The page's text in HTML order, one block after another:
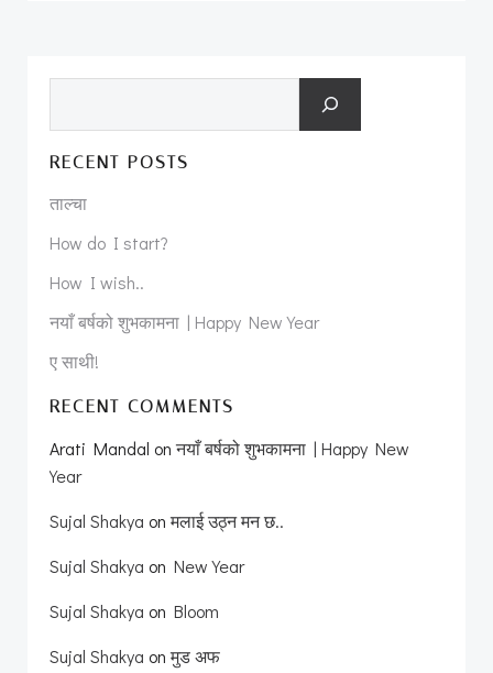
RECENT POSTS
ताल्चा
How do I start?
How I wish..
नयाँ बर्षको शुभकामना | Happy New Year
ए साथी!
RECENT COMMENTS
Arati Mandal onनयाँ बर्षको शुभकामना | Happy New
Year
Sujal Shakya onमलाई उठ्न मन छ..
Sujal Shakya on New Year
Sujal Shakya on Bloom
Sujal Shakya onमुड अफ